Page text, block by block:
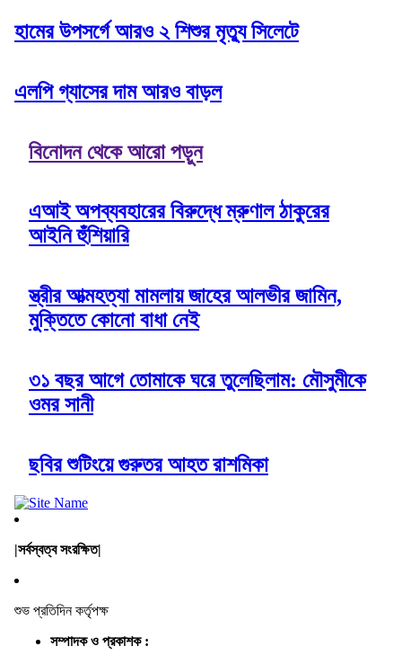
হামের উপসর্গে আরও ২ শিশুর মৃত্যু সিলেটে
এলপি গ্যাসের দাম আরও বাড়ল
বিনোদন থেকে আরো পড়ুন
এআই অপব্যবহারের বিরুদ্ধে ম্রুণাল ঠাকুরের
আইনি হুঁশিয়ারি
স্ত্রীর আত্মহত্যা মামলায় জাহের আলভীর জামিন,
মুক্তিতে কোনো বাধা নেই
৩১ বছর আগে তোমাকে ঘরে তুলেছিলাম: মৌসুমীকে
ওমর সানী
ছবির শুটিংয়ে গুরুতর আহত রাশমিকা
|সর্বস্বত্ব সংরক্ষিত|
শুভ প্রতিদিন কর্তৃপক্ষ
সম্পাদক ও প্রকাশক :